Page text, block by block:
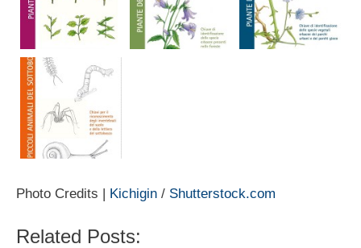
Photo Credits | Kichigin / Shutterstock.com
Related Posts: